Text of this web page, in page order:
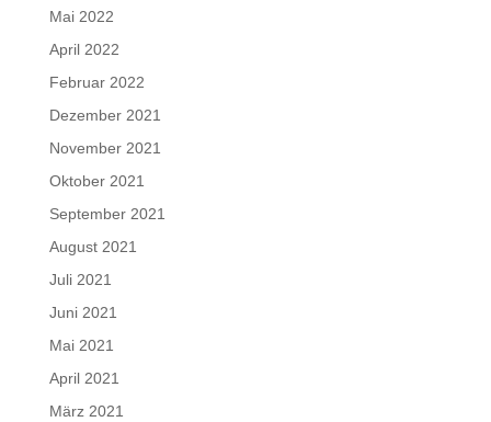
Mai 2022
April 2022
Februar 2022
Dezember 2021
November 2021
Oktober 2021
September 2021
August 2021
Juli 2021
Juni 2021
Mai 2021
April 2021
März 2021